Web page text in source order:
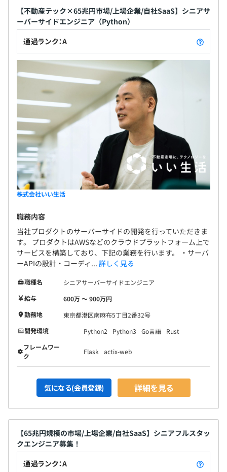
【不動産テック×65兆円市場/上場企業/自社SaaS】シニアサ
ーバーサイドエンジニア（Python）
通過ランク：A
株式会社いい生活
職務内容
当社プロダクトのサーバーサイドの開発を行っていただきま
す。 プロダクトはAWSなどのクラウドプラットフォーム上で
サービスを構築しており、下記の業務を行います。 ・サーバ
ーAPIの設計・コーディ... 詳しく見る
職種名
シニアサーバーサイドエンジニア
給与
600万 〜 900万円
勤務地
東京都港区南麻布5丁目2番32号
開発環境
Python2 Python3 Go言語
Rust
フレームワー
ク
Flask actix-web
気になる(会員登録) 詳細を見る
【65兆円規模の市場/上場企業/自社SaaS】シニアフルスタッ
クエンジニア募集！
通過ランク：A